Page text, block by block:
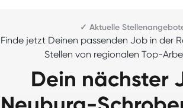
✓ Aktuelle
Finde jetzt Deinen passenden Job in der
Stellen von regionalen Top-
Dein nächster